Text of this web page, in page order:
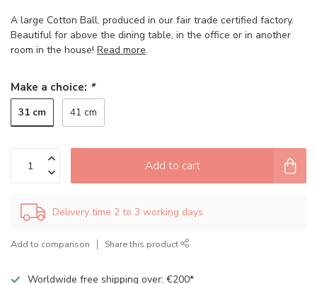
A large Cotton Ball, produced in our fair trade certified factory.
Beautiful for above the dining table, in the office or in another
room in the house! Read more.
Make a choice: *
31 cm 41 cm
Add to cart
Delivery time 2 to 3 working days
Add to comparison Share this product
Worldwide free shipping over: €200*